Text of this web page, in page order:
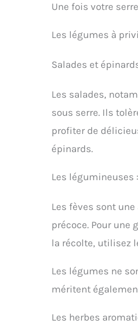
Une fois votre
Les légumes à
Salades et
Les salades,
sous serre. Ils
profiter de
épinards.
Les légumineuses
Les fèves sont
précoce. Pour
la récolte, utilisez
Les légumes ne
méritent
Les herbes